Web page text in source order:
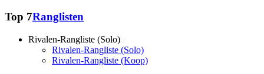
Top 7Ranglisten
Rivalen-Rangliste (Solo)
Rivalen-Rangliste (Solo)
Rivalen-Rangliste (Koop)